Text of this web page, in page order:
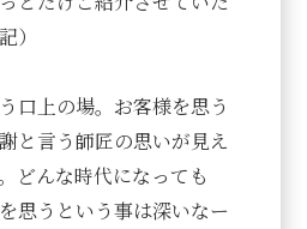
）
口上の場。お客様を思う
と言う師匠の思いが見え
どんな時代になっても
思うという事は深いなー